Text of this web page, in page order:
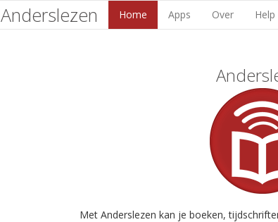
Anderslezen Home Apps Over Help
Met Anderslezen kan je boeken,